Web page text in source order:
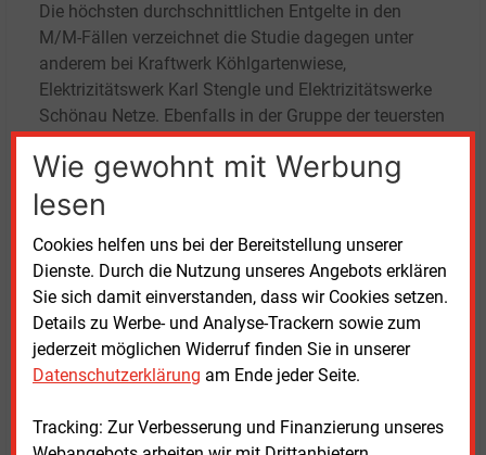
Wie gewohnt mit Werbung
lesen
Cookies helfen uns bei der Bereitstellung unserer
Dienste. Durch die Nutzung unseres Angebots erklären
Sie sich damit einverstanden, dass wir Cookies setzen.
Details zu Werbe- und Analyse-Trackern sowie zum
jederzeit möglichen Widerruf finden Sie in unserer
Datenschutzerklärung am Ende jeder Seite.
Tracking: Zur Verbesserung und Finanzierung unseres
Die höchsten durchschnittlichen Entgelte in den
M/M-Fällen verzeichnet die Studie dagegen unter
anderem bei Kraftwerk Köhlgartenwiese,
Elektrizitätswerk Karl Stengle und Elektrizitätswerke
Schönau Netze. Ebenfalls in der Gruppe der teuersten
Netzbetreiber nennt der Verband Stadtwerke
Schwerte, Gemeindewerke Frammersbach,
Raiffeisenbank Greding-Thalmässing, Niedersachsen
Ports, Stadtnetze Barmstedt, C. Ensinger und
Elektrizitätswerk Hindelang.
Netzentgelte gesetzlich geregelt
Der VEA weist darauf hin, dass der Vergleich
ausschließlich Sondervertragskunden mit
Studie flossen 15 Abnahmefälle mit